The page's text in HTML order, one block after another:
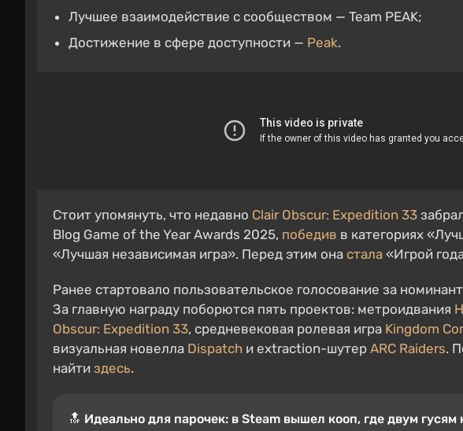
Лучшее взаимодействие с сообществом — Team PEAK;
Достижение в сфере доступности — Peak.
Стоит упомянуть, что недавно Clair Obscur: Expedition 33
Blog Game of the Year Awards 2025, победив в категориях
«Лучшая независимая игра». Перед этим она стала «Игрой
Ранее стартовало пользовательское голосование за
За главную награду поборются пять проектов: метроидвания
Obscur: Expedition 33, средневековая ролевая игра Kingdom
визуальная новелла Dispatch и extraction-шутер ARC Raiders.
найти здесь.
🔝 Идеально для парочек: в Steam вышел кооп, где двум гусям